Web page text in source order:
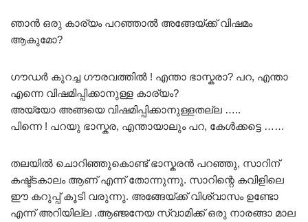
ഞാൻ ഒരു കാര്യം പറഞ്ഞാൽ അങ്ങേയ്ക്ക് വിഷമം
ആകുമോ?
ഗൗഡർ കുറച്ച ഗൗരവത്തിൽ ! എന്താ ഭാസ്കരാ? പറ, എന്താ
എന്നെ വിഷമിപ്പിക്കാനുള്ള കാര്യം?
അയ്യോ അങ്ങയെ വിഷമിപ്പിക്കാനുള്ളതല്ല …..
പിന്നെ ! പറയു ഭാസ്കര, എന്തായാലും പറ, കേൾക്കട്ടെ ……
തലയിൽ ചൊറിഞ്ഞുകൊണ്ട് ഭാസ്കരൻ പറഞ്ഞു, സാറിന്
കഷ്ട്ടകാലം ആണ് എന്ന് തോന്നുന്നു. സാറിന്റെ കവിളിലെ
ഈ കറുപ്പ് കൂടി വരുന്നു. അങ്ങേയ്ക്ക് വിശ്വാസം ഉണ്ടോ
എന്ന് അറിയില്ല .ആഞ്ജനേയ സ്വാമിക്ക് ഒരു നാരങ്ങാ മാല